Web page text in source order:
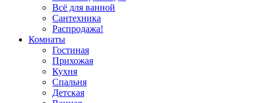
Всё для ванной
Сантехника
Распродажа!
Комнаты
Гостиная
Прихожая
Кухня
Спальня
Детская